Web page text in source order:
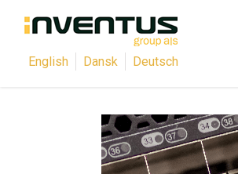
English Dansk Deutsch